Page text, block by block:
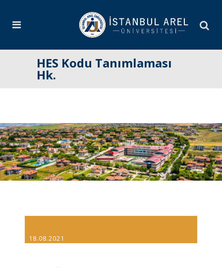
HES Kodu Tanımlaması
Hk.
18.08.2021